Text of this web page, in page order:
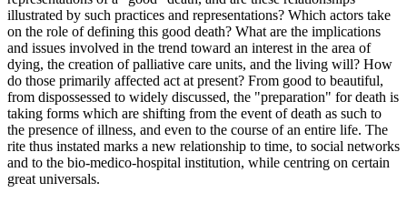
illustrated by such practices and representations? Which actors take
on the role of defining this good death? What are the implications
and issues involved in the trend toward an interest in the area of
dying, the creation of palliative care units, and the living will? How
do those primarily affected act at present? From good to beautiful,
from dispossessed to widely discussed, the "preparation" for death is
taking forms which are shifting from the event of death as such to
the presence of illness, and even to the course of an entire life. The
rite thus instated marks a new relationship to time, to social networks
and to the bio-medico-hospital institution, while centring on certain
great universals.